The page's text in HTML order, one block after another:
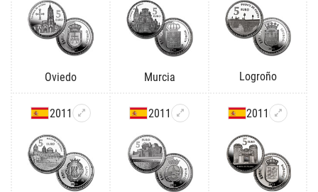
Oviedo Murcia Logroño
2011 2011 2011